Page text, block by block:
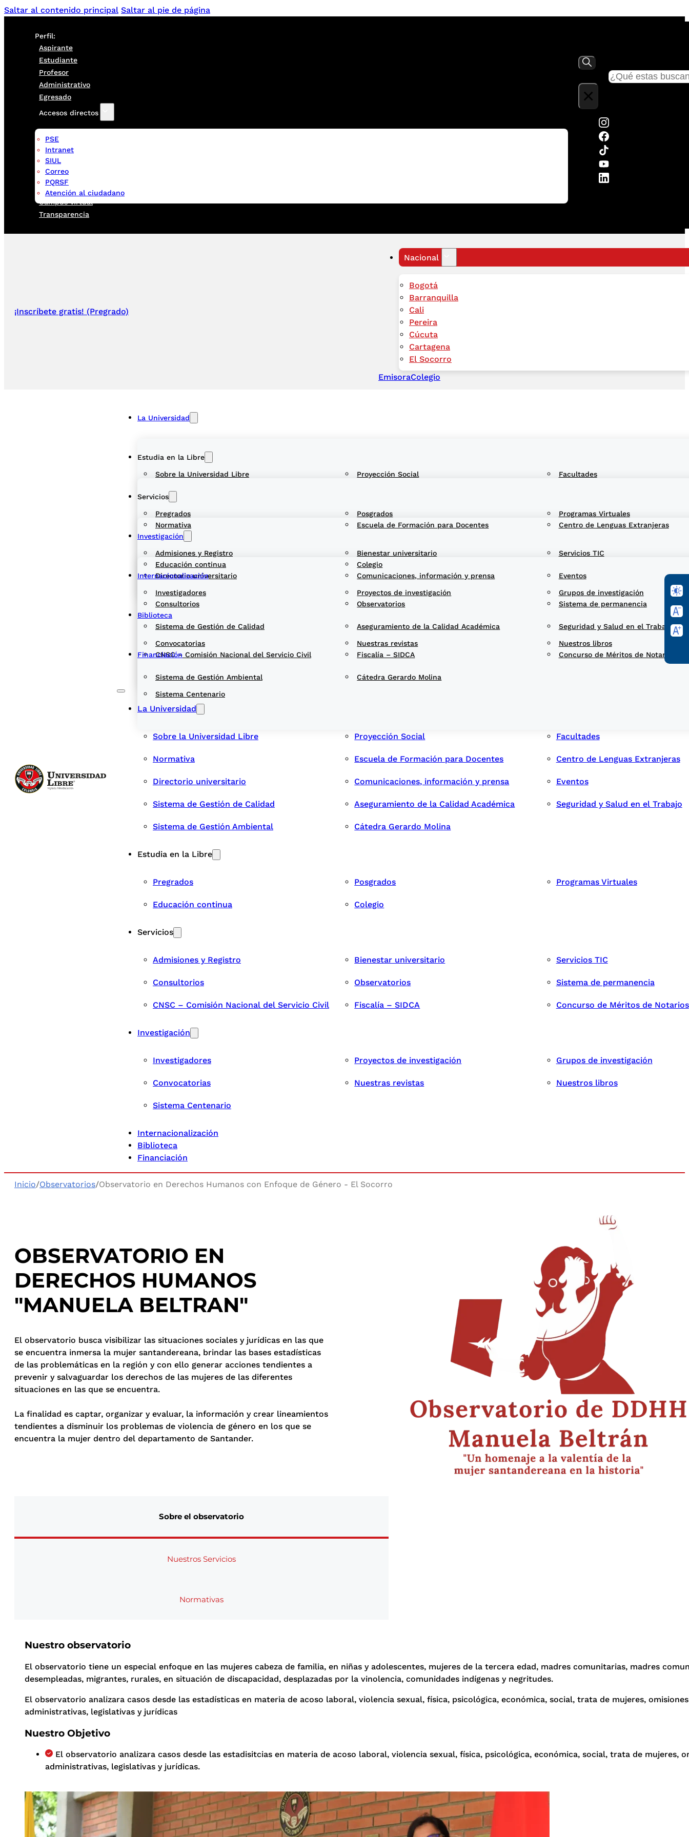
Saltar al contenido principal Saltar al pie de página
Perfil:
Aspirante
Estudiante
Profesor
Administrativo
Egresado
Accesos directos
PSE
Intranet
SIUL
Correo
PQRSF
Atención al ciudadano
Campus virtual
Transparencia
×
¡Inscríbete gratis! (Pregrado)
Nacional
Bogotá
Barranquilla
Cali
Pereira
Cúcuta
Cartagena
El Socorro
EmisoraColegio
La Universidad
Sobre la Universidad Libre Proyección Social Facultades
Normativa Escuela de Formación para Docentes Centro de Lenguas Extranjeras
Directorio universitario Comunicaciones, información y prensa Eventos
Sistema de Gestión de Calidad Aseguramiento de la Calidad Académica Seguridad y Salud en el Trabajo
Sistema de Gestión Ambiental Cátedra Gerardo Molina
Estudia en la Libre
Pregrados Posgrados Programas Virtuales
Educación continua Colegio
Servicios
Admisiones y Registro Bienestar universitario Servicios TIC
Consultorios Observatorios Sistema de permanencia
CNSC – Comisión Nacional del Servicio Civil Fiscalía – SIDCA Concurso de Méritos de Notarios
Investigación
Investigadores Proyectos de investigación Grupos de investigación
Convocatorias Nuestras revistas Nuestros libros
Sistema Centenario
Internacionalización
Biblioteca
Financiación
La Universidad
Sobre la Universidad Libre Proyección Social Facultades
Normativa Escuela de Formación para Docentes Centro de Lenguas Extranjeras
Directorio universitario Comunicaciones, información y prensa Eventos
Sistema de Gestión de Calidad Aseguramiento de la Calidad Académica Seguridad y Salud en el Trabajo
Sistema de Gestión Ambiental Cátedra Gerardo Molina
Estudia en la Libre
Pregrados Posgrados Programas Virtuales
Educación continua Colegio
Servicios
Admisiones y Registro Bienestar universitario Servicios TIC
Consultorios Observatorios Sistema de permanencia
CNSC – Comisión Nacional del Servicio Civil Fiscalía – SIDCA Concurso de Méritos de Notarios
Investigación
Investigadores Proyectos de investigación Grupos de investigación
Convocatorias Nuestras revistas Nuestros libros
Sistema Centenario
Internacionalización
Biblioteca
Financiación
Inicio/Observatorios/Observatorio en Derechos Humanos con Enfoque de Género - El Socorro
OBSERVATORIO EN
DERECHOS HUMANOS
"MANUELA BELTRAN"
El observatorio busca visibilizar las situaciones sociales y jurídicas en las que
se encuentra inmersa la mujer santandereana, brindar las bases estadísticas
de las problemáticas en la región y con ello generar acciones tendientes a
prevenir y salvaguardar los derechos de las mujeres de las diferentes
situaciones en las que se encuentra.
La finalidad es captar, organizar y evaluar, la información y crear lineamientos
tendientes a disminuir los problemas de violencia de género en los que se
encuentra la mujer dentro del departamento de Santander.
Sobre el observatorio
Nuestros Servicios
Normativas
Nuestro observatorio
El observatorio tiene un especial enfoque en las mujeres cabeza de familia, en niñas y adolescentes, mujeres de la tercera edad, madres comunitarias, madres
desempleadas, migrantes, rurales, en situación de discapacidad, desplazadas por la vinolencia, comunidades indígenas y negritudes.
El observatorio analizara casos desde las estadísticas en materia de acoso laboral, violencia sexual, física, psicológica, económica, social, trata de mujeres, omisiones
administrativas, legislativas y jurídicas
Nuestro Objetivo
El observatorio analizara casos desde las estadisitcias en materia de acoso laboral, violencia sexual, física, psicológica, económica, social, trata de mujeres,
administrativas, legislativas y jurídicas.